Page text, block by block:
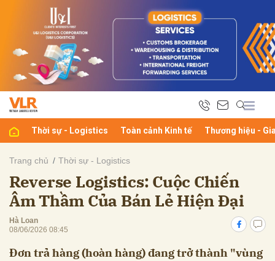
Thời sự - Logistics Toàn cảnh Kinh tế Thương hiệu -
Trang chủ Thời sự - Logistics
Reverse Logistics: Cuộc Chiến
Âm Thầm Của Bán Lẻ Hiện Đại
Hà Loan
08/06/2026 08:45
Đơn trả hàng (hoàn hàng) đang trở thành "vùng
luận
Hủy